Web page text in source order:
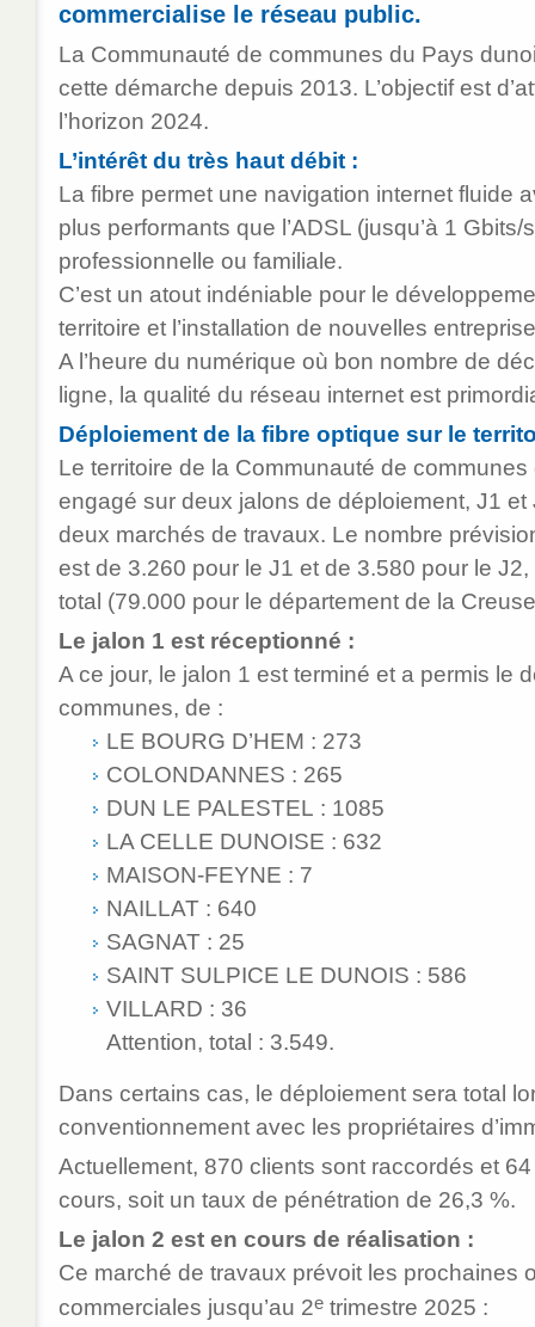
commercialise le réseau public.
La Communauté de communes du Pays
cette démarche depuis 2013. L’objectif est
l’horizon 2024.
L’intérêt du très haut débit :
La fibre permet une navigation internet fluide
plus performants que l’ADSL (jusqu’à 1
professionnelle ou familiale.
C’est un atout indéniable pour le
territoire et l’installation de nouvelles
A l’heure du numérique où bon nombre de
ligne, la qualité du réseau internet est
Déploiement de la fibre optique sur le
Le territoire de la Communauté de
engagé sur deux jalons de déploiement, J1
deux marchés de travaux. Le nombre
est de 3.260 pour le J1 et de 3.580 pour le
total (79.000 pour le département de la
Le jalon 1 est réceptionné :
A ce jour, le jalon 1 est terminé et a permis le
communes, de :
LE BOURG D’HEM : 273
COLONDANNES : 265
DUN LE PALESTEL : 1085
LA CELLE DUNOISE : 632
MAISON-FEYNE : 7
NAILLAT : 640
SAGNAT : 25
SAINT SULPICE LE DUNOIS : 586
VILLARD : 36
Attention, total : 3.549.
Dans certains cas, le déploiement sera total
conventionnement avec les propriétaires
Actuellement, 870 clients sont raccordés et
cours, soit un taux de pénétration de 26,3 %.
Le jalon 2 est en cours de réalisation :
Ce marché de travaux prévoit les prochaines
commerciales jusqu’au 2etrimestre 2025 :